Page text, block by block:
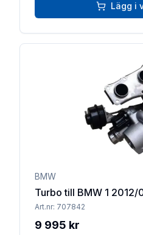
Lägg i
BMW
Turbo till BMW 1 2012/
Art.nr: 707842
9 995 kr